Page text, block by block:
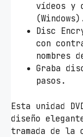
vídeos y
Disc
con
nombres
Graba
pasos.
Esta unidad
diseño
tramada de la